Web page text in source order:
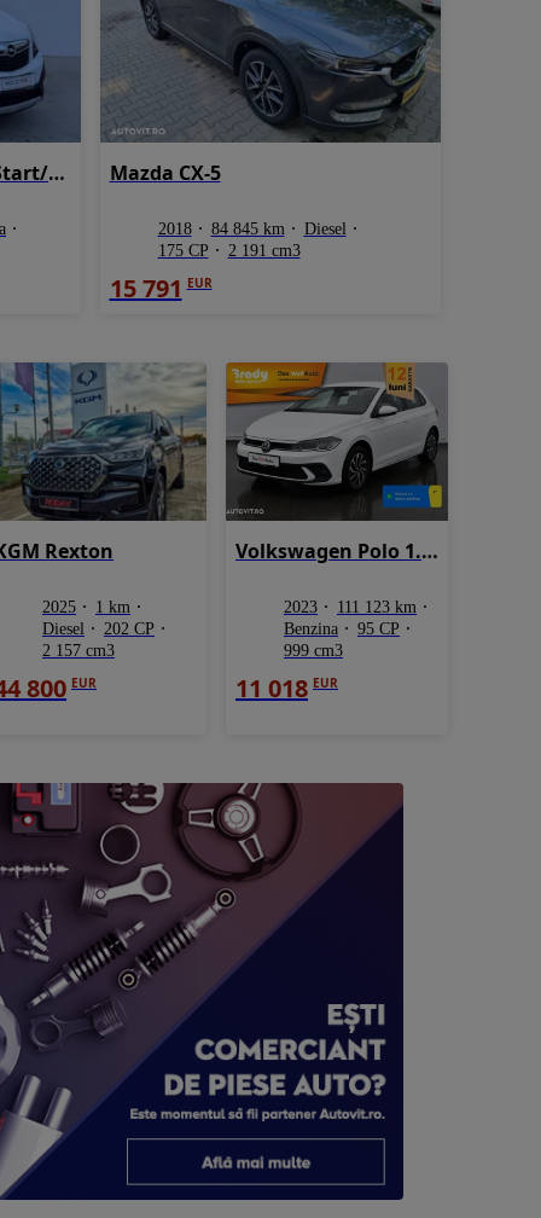
Opel Mokka 1.6 ECOFLEX Start/Stop Edition Mazda CX-5
2018 84 845 km
Diesel
175 CP
2 191 cm3
15 791 EUR
Rexton
2025
1 km
Diesel
202 CP
2 157 cm3
800 EUR
Volkswagen Polo 1.0 TSI Life
2023
111 123 km
Benzina
95 CP
999 cm3
11 018 EUR